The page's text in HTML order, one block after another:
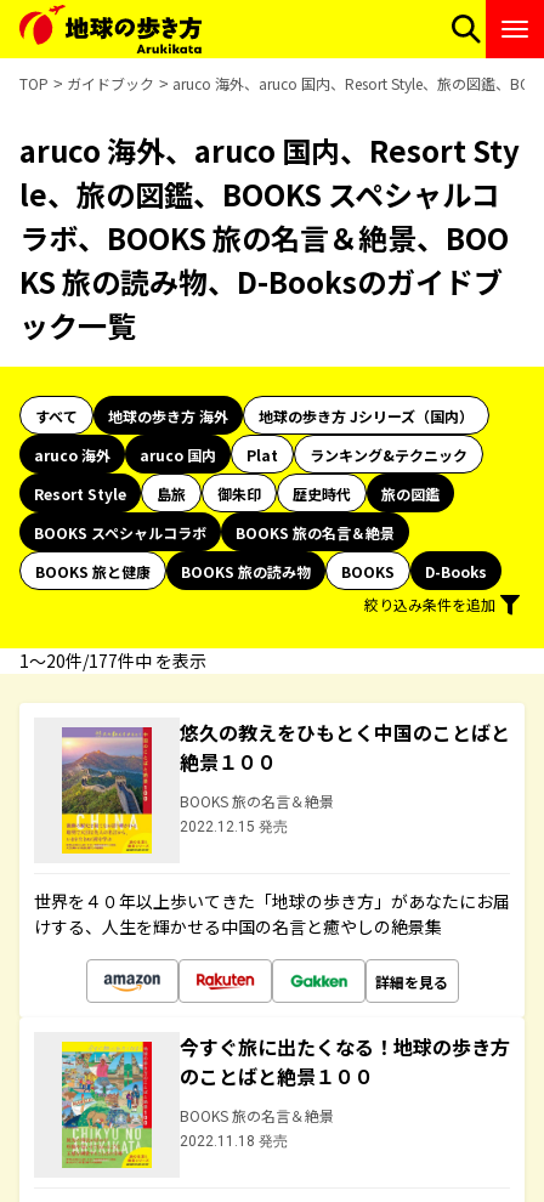
TOP ガイドブック aruco 海外、aruco 国内、Resort Style、旅の図鑑、
aruco 海外、aruco 国内、Resort Sty
le、旅の図鑑、BOOKS スペシャルコ
ラボ、BOOKS 旅の名言＆絶景、BOO
KS 旅の読み物、D-Booksのガイドブ
ック一覧
すべて 地球の歩き方 海外
地球の歩き方 Jシリーズ（国内）
aruco 海外
aruco 国内 Plat
ランキング&テクニック
Resort Style
島旅 御朱印 歴史時代
旅の図鑑
BOOKS スペシャルコラボ
BOOKS 旅の名言＆絶景
BOOKS 旅と健康
BOOKS 旅の読み物 BOOKS
D-Books
絞り込み条件を追加
1〜20件/177件中 を表示
悠久の教えをひもとく中国のことばと
絶景１００
BOOKS 旅の名言＆絶景
2022.12.15 発売
世界を４０年以上歩いてきた「地球の歩き方」があなたにお届
けする、人生を輝かせる中国の名言と癒やしの絶景集
詳細を見る
今すぐ旅に出たくなる！地球の歩き方
のことばと絶景１００
BOOKS 旅の名言＆絶景
2022.11.18 発売